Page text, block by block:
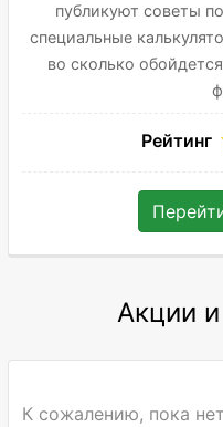
публикуют советы
специальные
во сколько
Рейтинг
Акции
К сожалению, пока